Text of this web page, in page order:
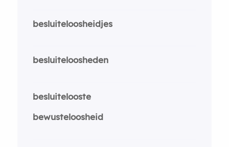
besluiteloosheidjes
besluiteloosheden
besluitelooste
bewusteloosheid